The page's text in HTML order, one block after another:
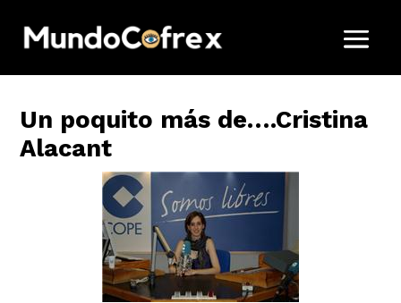
Un poquito más de….Cristina
Alacant